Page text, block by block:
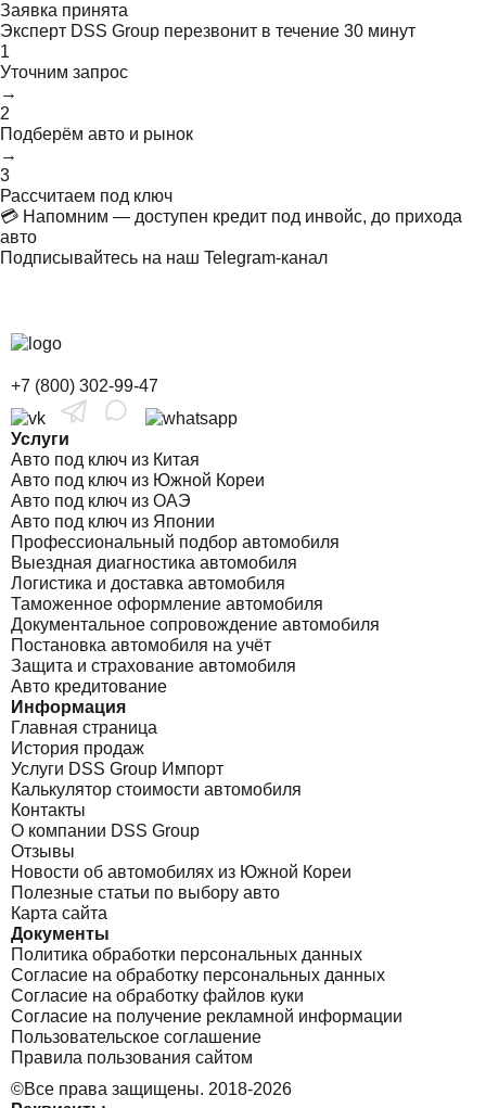
Заявка принята
Эксперт DSS Group перезвонит в течение 30 минут
1
Уточним запрос
→
2
Подберём авто и рынок
→
3
Рассчитаем под ключ
💳 Напомним — доступен кредит под инвойс, до прихода
авто
Подписывайтесь на наш Telegram-канал
+7 (800) 302-99-47
Услуги
Авто под ключ из Китая
Авто под ключ из Южной Кореи
Авто под ключ из ОАЭ
Авто под ключ из Японии
Профессиональный подбор автомобиля
Выездная диагностика автомобиля
Логистика и доставка автомобиля
Таможенное оформление автомобиля
Документальное сопровождение автомобиля
Постановка автомобиля на учёт
Защита и страхование автомобиля
Авто кредитование
Информация
Главная страница
История продаж
Услуги DSS Group Импорт
Калькулятор стоимости автомобиля
Контакты
О компании DSS Group
Отзывы
Новости об автомобилях из Южной Кореи
Полезные статьи по выбору авто
Карта сайта
Документы
Политика обработки персональных данных
Согласие на обработку персональных данных
Согласие на обработку файлов куки
Согласие на получение рекламной информации
Пользовательское соглашение
Правила пользования сайтом
©Все права защищены. 2018-2026